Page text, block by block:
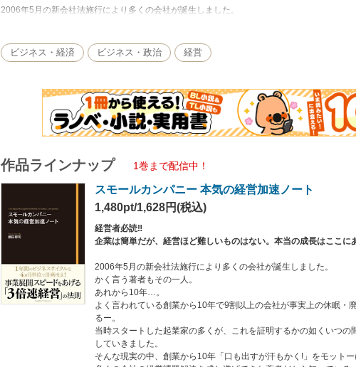
2006年5月の新会社法施行により多くの会社が誕生しました。
よく言われている創業から10年で9割以上の会社が事実上の休眠・廃業に追い込まれているー
当時スタートした起業家の多くが、これを証明するかの如くいつの間にかフェイドアウトし
多くの会社の経営課題解決を成し遂げてきた著者だから知っている
スモールカンパニーがこの先10年を生き抜き加速的に成長してゆく極意を教えます。
起業は簡単だが、経営ほど難しいものはない
スモールカンパニーの加速成長を実現する3大テーマ
第1部 スモールカンパニーの経営を最小化する
・決！：はじめに「決断」あり
・断：「やめる」を決める、「減らす」を増やす
・捨：モノを捨てれば整理整頓・管理の対象が減る
・離：離れることで力を蓄える
第2部 スモールカンパニーの加速経営
・加速経営の方程式『E=MS²』
ビジネス・経済 ビジネス・政治 経営
作品ラインナップ 1巻まで配信中！
スモールカンパニー 本気の経営加速ノート
1,480pt/1,628円(税込)
経営者必読‼
企業は簡単だが、経営ほど難しいものはない。本当の成長はここに
2006年5月の新会社法施行により多くの会社が誕生しました。
かく言う著者もその一人。
あれから10年…。
よく言われている創業から10年で9割以上の会社が事実上の休眠・
るー。
当時スタートした起業家の多くが、これを証明するかの如くいつの
していきました。
そんな現実の中、創業から10年「口も出すが汗もかく!」をモットー